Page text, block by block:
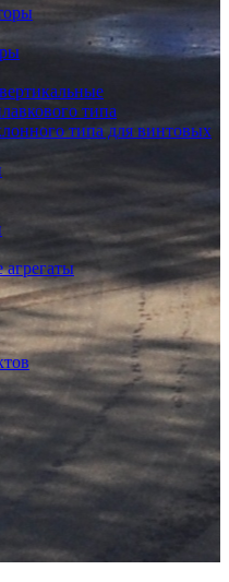
типа
типа для винтовых